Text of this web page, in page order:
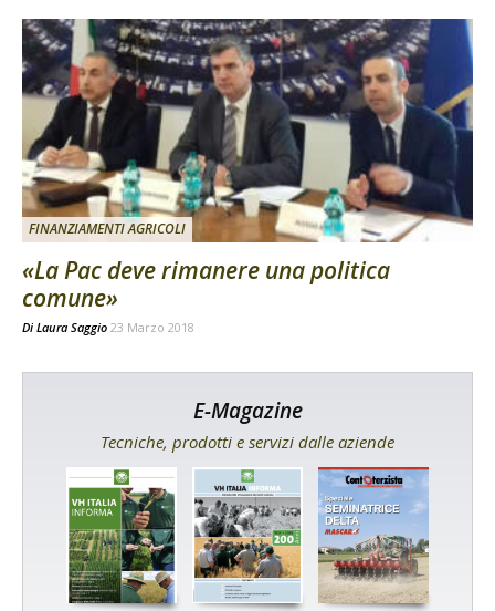
FINANZIAMENTI AGRICOLI
«La Pac deve rimanere una politica
comune»
Di Laura Saggio 23 Marzo 2018
E-Magazine
Tecniche, prodotti e servizi dalle aziende